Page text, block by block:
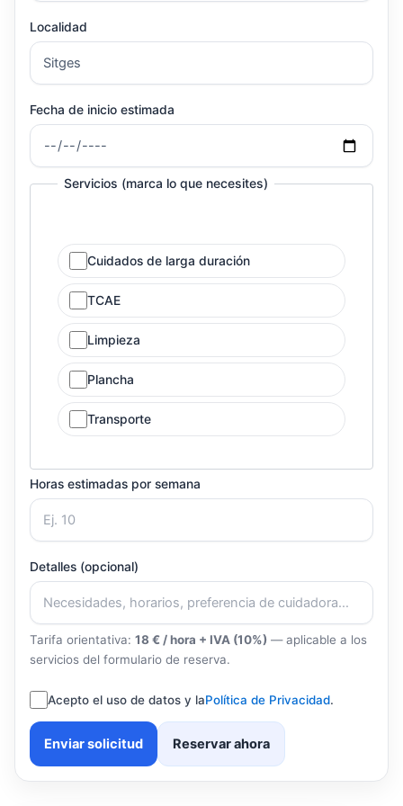
Localidad
Fecha de inicio estimada
Servicios (marca lo que necesites)
Cuidados de larga duración
TCAE
Limpieza
Plancha
Transporte
Horas estimadas por semana
Detalles (opcional)
Tarifa orientativa: 18 € / hora + IVA (10%) — aplicable a los
servicios del formulario de reserva.
Acepto el uso de datos y laPolítica de Privacidad.
Enviar solicitud Reservar ahora